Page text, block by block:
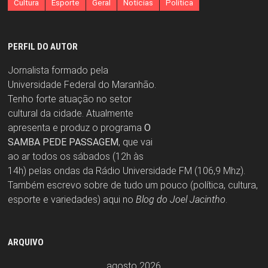
Cultura Esporte Geral Notícias Política
PERFIL DO AUTOR
Jornalista formado pela
Universidade Federal do Maranhão.
Tenho forte atuação no setor
cultural da cidade. Atualmente
apresenta e produz o programa O
SAMBA PEDE PASSAGEM, que vai
ao ar todos os sábados (12h às
14h) pelas ondas da Rádio Universidade FM (106,9 Mhz).
Também escrevo sobre de tudo um pouco (política, cultura,
esporte e variedades) aqui no Blog do Joel Jacintho.
ARQUIVO